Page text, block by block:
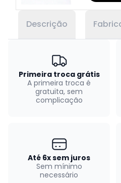
Descrição
Primeira troca grátis
A primeira troca é
gratuita, sem
complicação
Até 6x sem juros
Sem mínimo
necessário